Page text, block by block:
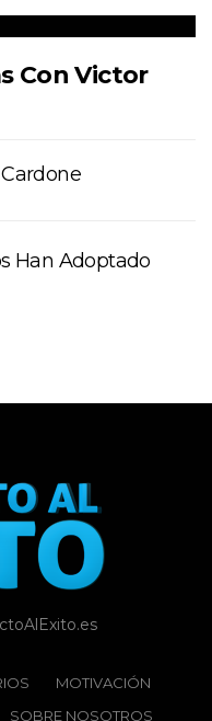
Con Victor
Han Adoptado
MOTIVACIÓN
SOBRE NOSOTROS